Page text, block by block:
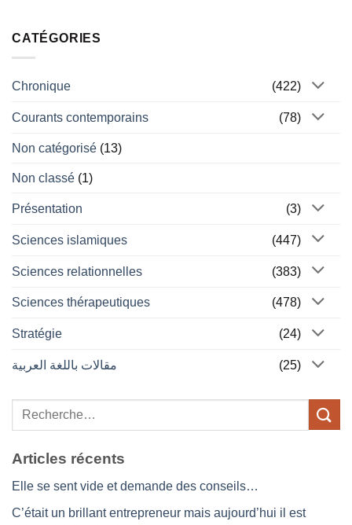
CATÉGORIES
Chronique (422)
Courants contemporains (78)
Non catégorisé (13)
Non classé (1)
Présentation (3)
Sciences islamiques (447)
Sciences relationnelles (383)
Sciences thérapeutiques (478)
Stratégie (24)
مقالات باللغة العربية (25)
Articles récents
Elle se sent vide et demande des conseils…
C’était un brillant entrepreneur mais aujourd’hui il est